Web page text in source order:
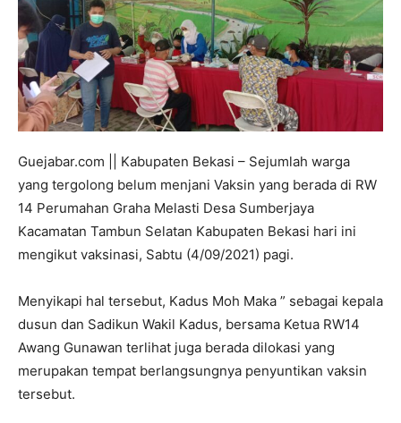
Guejabar.com || Kabupaten Bekasi – Sejumlah warga
yang tergolong belum menjani Vaksin yang berada di RW
14 Perumahan Graha Melasti Desa Sumberjaya
Kacamatan Tambun Selatan Kabupaten Bekasi hari ini
mengikut vaksinasi, Sabtu (4/09/2021) pagi.
Menyikapi hal tersebut, Kadus Moh Maka ” sebagai kepala
dusun dan Sadikun Wakil Kadus, bersama Ketua RW14
Awang Gunawan terlihat juga berada dilokasi yang
merupakan tempat berlangsungnya penyuntikan vaksin
tersebut.